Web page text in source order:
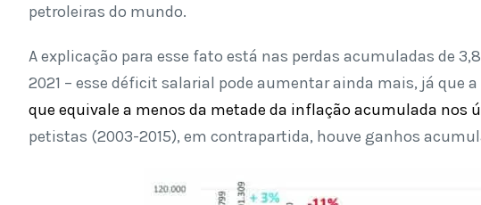
petroleiras do mundo.
A explicação para esse fato está nas perdas acumuladas de
2021 – esse déficit salarial pode aumentar ainda mais, já que a
que equivale a menos da metade da inflação acumulada nos
petistas (2003-2015), em contrapartida, houve ganhos